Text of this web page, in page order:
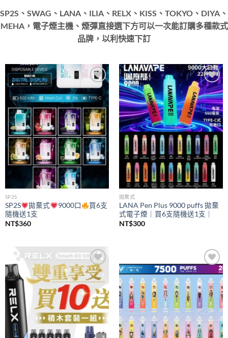
SP2S、SWAG、LANA、ILIA、RELX、KISS、TOKYO、DIYA、
MEHA，電子煙主機、煙彈直接選下方可以一次能訂購多種款式
品牌，以利快速下訂
Add to
wishlist
SP2S
SP2S 拋棄式 9000口
買6支
隨機送1支
NT$360
Add to
wishlist
拋棄式
LANA Pen Plus 9000 puffs 拋棄
式電子煙｜買6支隨機送1支｜
NT$300
Add to
wishlist
Add to
wishlist